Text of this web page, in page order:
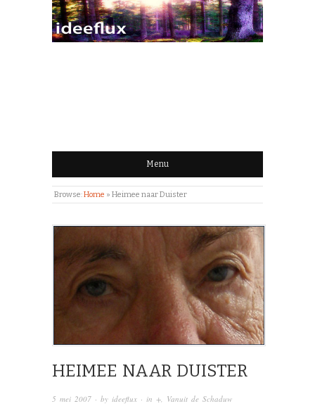
IDEEFLUX | STROOM
VAN IDEEËN
Menu
Browse:Home » Heimee naar Duister
HEIMEE NAAR DUISTER
5 mei 2007 · by ideeflux · in + Vanuit de Schaduw